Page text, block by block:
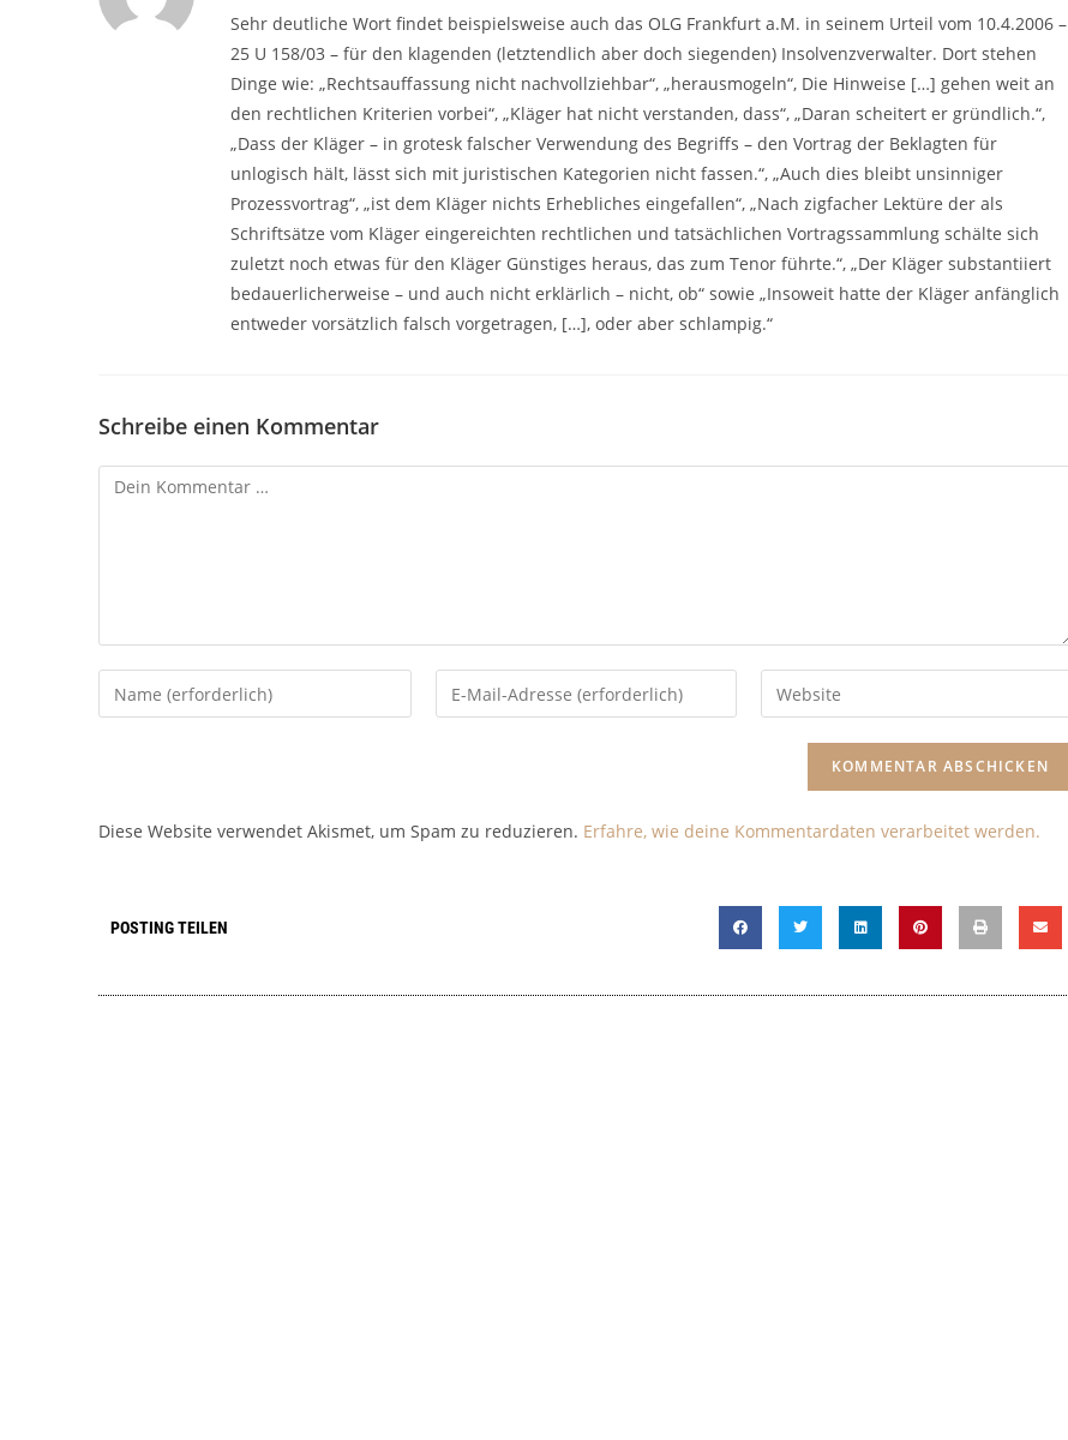
Sehr deutliche Wort findet beispielsweise auch das OLG Frankfurt a.M. in seinem Urteil vom 10.4.2006 –
25 U 158/03 – für den klagenden (letztendlich aber doch siegenden) Insolvenzverwalter. Dort stehen
Dinge wie: „Rechtsauffassung nicht nachvollziehbar“, „herausmogeln“, Die Hinweise […] gehen weit an
den rechtlichen Kriterien vorbei“, „Kläger hat nicht verstanden, dass“, „Daran scheitert er gründlich.“,
„Dass der Kläger – in grotesk falscher Verwendung des Begriffs – den Vortrag der Beklagten für
unlogisch hält, lässt sich mit juristischen Kategorien nicht fassen.“, „Auch dies bleibt unsinniger
Prozessvortrag“, „ist dem Kläger nichts Erhebliches eingefallen“, „Nach zigfacher Lektüre der als
Schriftsätze vom Kläger eingereichten rechtlichen und tatsächlichen Vortragssammlung schälte sich
zuletzt noch etwas für den Kläger Günstiges heraus, das zum Tenor führte.“, „Der Kläger substantiiert
bedauerlicherweise – und auch nicht erklärlich – nicht, ob“ sowie „Insoweit hatte der Kläger anfänglich
entweder vorsätzlich falsch vorgetragen, […], oder aber schlampig.“
Schreibe einen Kommentar
Diese Website verwendet Akismet, um Spam zu reduzieren. Erfahre, wie deine Kommentardaten verarbeitet werden.
POSTING TEILEN